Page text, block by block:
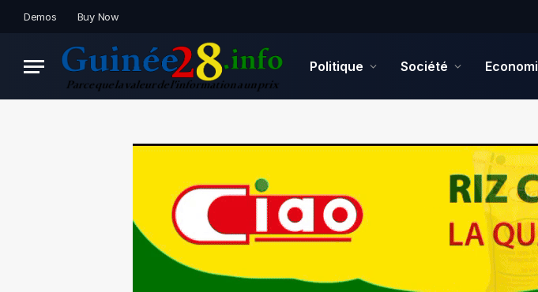
Demos Buy Now
Politique Société